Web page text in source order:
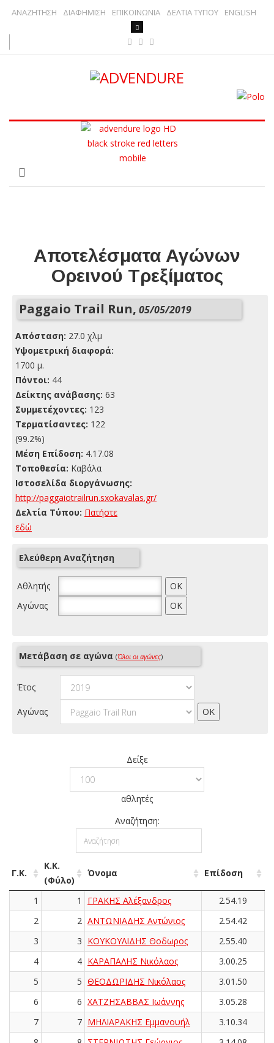
ΑΝΑΖΗΤΗΣΗ ΔΙΑΦΗΜΙΣΗ ΕΠΙΚΟΙΝΩΝΙΑ ΔΕΛΤΙΑ ΤΥΠΟΥ ENGLISH
Αποτελέσματα Αγώνων
Ορεινού Τρεξίματος
Paggaio Trail Run, 05/05/2019
Απόσταση: 27.0 χλμ
Yψομετρική διαφορά:
1700 μ.
Πόντοι: 44
Δείκτης ανάβασης: 63
Συμμετέχοντες: 123
Τερματίσαντες: 122
(99.2%)
Μέση Επίδοση: 4.17.08
Τοποθεσία: Καβάλα
Ιστοσελίδα διοργάνωσης:
http://paggaiotrailrun.sxokavalas.gr/
Δελτία Τύπου: Πατήστε
εδώ
Ελεύθερη Αναζήτηση
Αθλητής
Αγώνας
Μετάβαση σε αγώνα (Όλοι οι αγώνες)
Έτος
Αγώνας
Δείξε
αθλητές
Αναζήτηση:
Γ.Κ.
Κ.Κ.
(Φύλο)
Όνομα Επίδοση
1 1 ΓΡΑΚΗΣ Αλέξανδρος
2.54.19
2
2 ΑΝΤΩΝΙΑΔΗΣ Αντώνιος
2.54.42
3
3 ΚΟΥΚΟΥΛΙΔΗΣ Θοδωρος
2.55.40
4
4 ΚΑΡΑΠΑΛΗΣ Νικόλαος
3.00.25
5
5 ΘΕΟΔΩΡΙΔΗΣ Νικόλαος
3.01.50
6
6 ΧΑΤΖΗΣΑΒΒΑΣ Ιωάννης
3.05.28
7
7 ΜΗΛΙΑΡΑΚΗΣ Εμμανουήλ
3.10.34